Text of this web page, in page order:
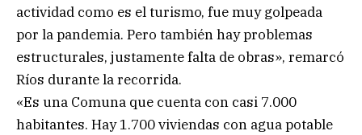
actividad como es el turismo, fue muy golpeada
por la pandemia. Pero también hay problemas
estructurales, justamente falta de obras», remarcó
Ríos durante la recorrida.
«Es una Comuna que cuenta con casi 7.000
habitantes. Hay 1.700 viviendas con agua potable